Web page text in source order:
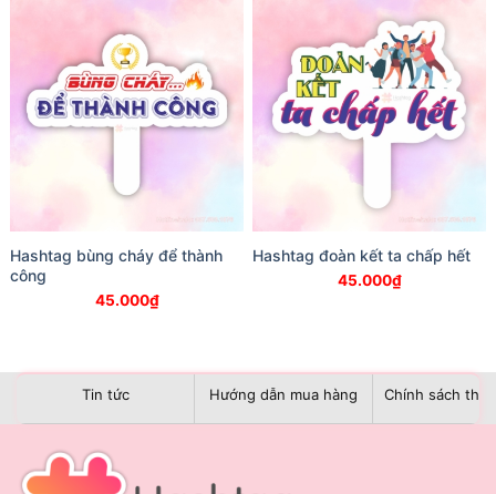
Hashtag bùng cháy để thành
công
45.000₫
Hashtag đoàn kết ta chấp hết
45.000₫
Tin tức Hướng dẫn mua hàng Chính sách